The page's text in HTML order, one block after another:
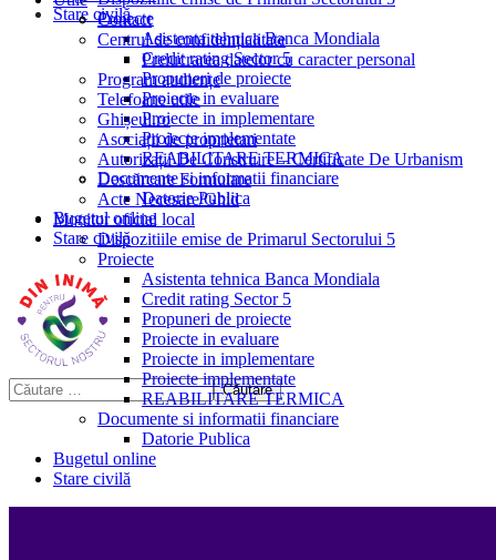
Stare civilă
Proiecte
Asistenta tehnica Banca Mondiala
Credit rating Sector 5
Propuneri de proiecte
Proiecte in evaluare
Proiecte in implementare
Proiecte implementate
REABILITARE TERMICA
Documente si informatii financiare
Datorie Publica
Bugetul online
Stare civilă
Contact
Centrul de confidențialitate
Prelucrarea datelor cu caracter personal
Program audiențe
Telefoane utile
Ghișeul.ro
Asociații de proprietari
Autorizații De Construire – Certificate De Urbanism
Descărcare Formulare
Acte Necesare/Ghid
Monitor oficial local
Dispozitiile emise de Primarul Sectorului 5
Proiecte
Asistenta tehnica Banca Mondiala
Credit rating Sector 5
Propuneri de proiecte
Proiecte in evaluare
Proiecte in implementare
Proiecte implementate
REABILITARE TERMICA
Documente si informatii financiare
Datorie Publica
Bugetul online
Stare civilă